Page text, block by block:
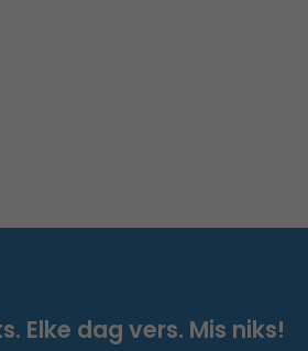
Elke dag vers. Mis niks!